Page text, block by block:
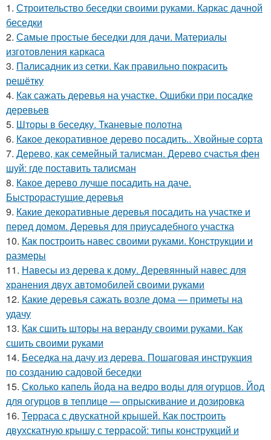
1. Строительство беседки своими руками. Каркас дачной
беседки
2. Самые простые беседки для дачи. Материалы
изготовления каркаса
3. Палисадник из сетки. Как правильно покрасить
решётку
4. Как сажать деревья на участке. Ошибки при посадке
деревьев
5. Шторы в беседку. Тканевые полотна
6. Какое декоративное дерево посадить.. Хвойные сорта
7. Дерево, как семейный талисман. Дерево счастья фен
шуй: где поставить талисман
8. Какое дерево лучше посадить на даче.
Быстрорастущие деревья
9. Какие декоративные деревья посадить на участке и
перед домом. Деревья для приусадебного участка
10. Как построить навес своими руками. Конструкции и
размеры
11. Навесы из дерева к дому. Деревянный навес для
хранения двух автомобилей своими руками
12. Какие деревья сажать возле дома — приметы на
удачу
13. Как сшить шторы на веранду своими руками. Как
сшить своими руками
14. Беседка на дачу из дерева. Пошаговая инструкция
по созданию садовой беседки
15. Сколько капель йода на ведро воды для огурцов. Йод
для огурцов в теплице — опрыскивание и дозировка
16. Терраса с двускатной крышей. Как построить
двухскатную крышу с террасой: типы конструкций и